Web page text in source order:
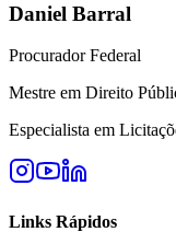
Daniel Barral
Procurador Federal
Mestre em Direito
Especialista em
Links Rápidos